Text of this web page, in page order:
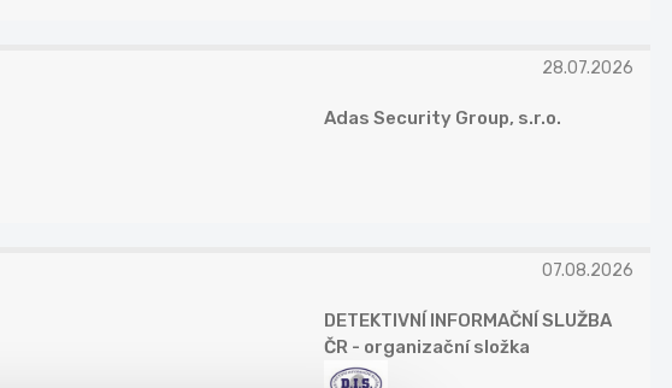
28.07.2026
Adas Security Group, s.r.o.
07.08.2026
DETEKTIVNÍ INFORMAČNÍ SLUŽBA
ČR - organizační složka